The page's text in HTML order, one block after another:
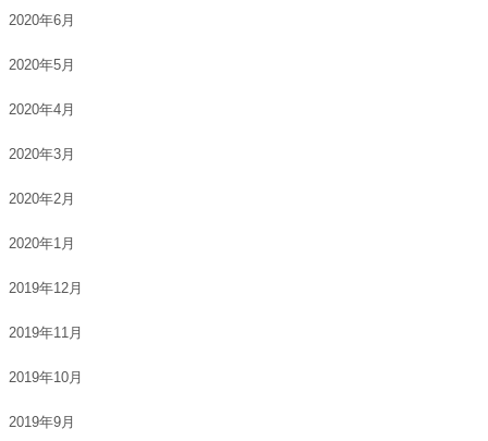
2020年6月
2020年5月
2020年4月
2020年3月
2020年2月
2020年1月
2019年12月
2019年11月
2019年10月
2019年9月